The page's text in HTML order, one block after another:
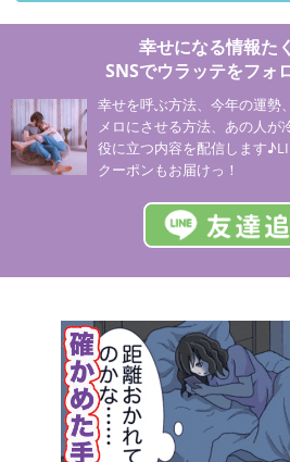
幸せになる情報た
SNSでウラッテをフォ
幸せを呼ぶ方法、今年の運勢
メロにさせる方法、あの人
役に立つ内容を配信します
クーポンもお届けっ！